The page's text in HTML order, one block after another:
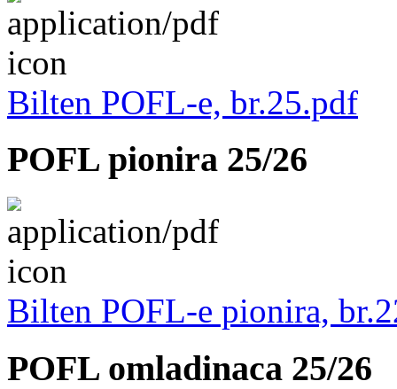
Bilten POFL-e, br.25.pdf
POFL pionira 25/26
Bilten POFL-e pionira,
POFL omladinaca 25/26